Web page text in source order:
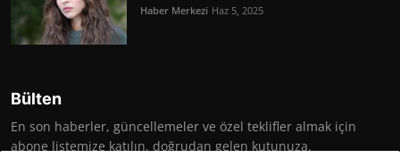
Haber Merkezi Haz 5, 2025
Bülten
En son haberler, güncellemeler ve özel teklifler almak için
abone listemize katılın, doğrudan gelen kutunuza.